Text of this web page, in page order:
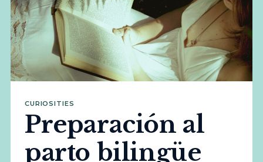
CURIOSITIES
Preparación al
parto bilingüe